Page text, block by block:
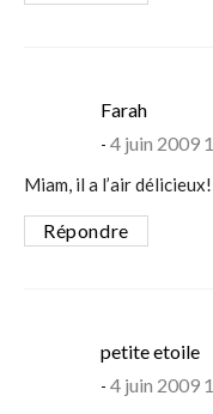
Farahsays:
4 juin 2009
Miam, il a l’air délicieux!
Répondre
petite etoile
4 juin 2009